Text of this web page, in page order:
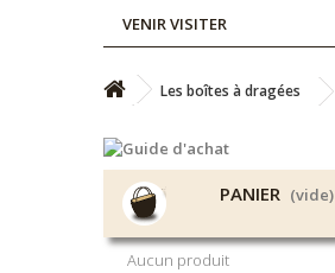
VENIR VISITER
Les boîtes à dragées
PANIER (vide)
Aucun produit